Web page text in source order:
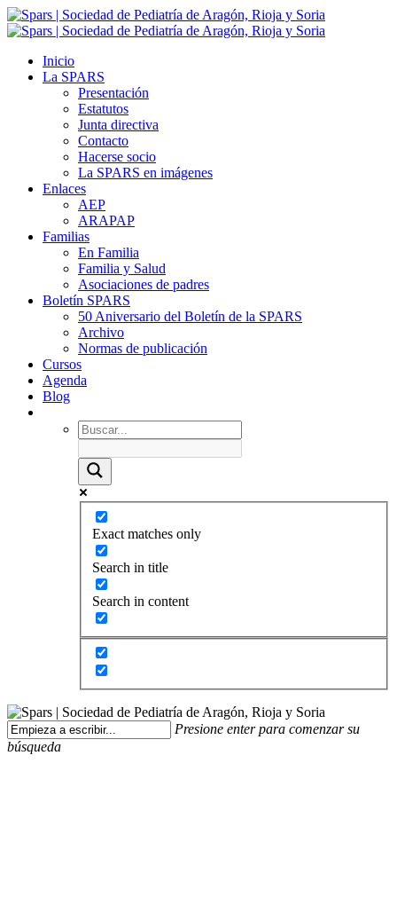
Inicio
La SPARS
Presentación
Estatutos
Junta directiva
Contacto
Hacerse socio
La SPARS en imágenes
Enlaces
AEP
ARAPAP
Familias
En Familia
Familia y Salud
Asociaciones de padres
Boletín SPARS
50 Aniversario del Boletín de la SPARS
Archivo
Normas de publicación
Cursos
Agenda
Blog
Exact matches only
Search in title
Search in content
Presione enter para comenzar su
búsqueda